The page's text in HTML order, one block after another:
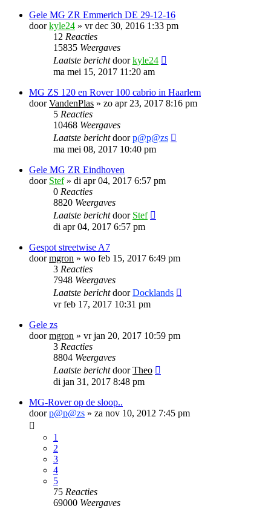
Gele MG ZR Emmerich DE 29-12-16
doorkyle24 » vr dec 30, 2016 1:33 pm
12 Reacties
15835 Weergaves
Laatste berichtdoorkyle24
ma mei 15, 2017 11:20 am
MG ZS 120 en Rover 100 cabrio in Haarlem
doorVandenPlas » zo apr 23, 2017 8:16 pm
5 Reacties
10468 Weergaves
Laatste berichtdoorp@p@zs
ma mei 08, 2017 10:40 pm
Gele MG ZR Eindhoven
door Stef» di apr 04, 2017 6:57 pm
0 Reacties
8820 Weergaves
Laatste berichtdoor Stef
di apr 04, 2017 6:57 pm
Gespot streetwise A7
doormgron » wo feb 15, 2017 6:49 pm
3 Reacties
7948 Weergaves
Laatste berichtdoorDocklands
vr feb 17, 2017 10:31 pm
Gele zs
doormgron » vr jan 20, 2017 10:59 pm
3 Reacties
8804 Weergaves
Laatste berichtdoorTheo
di jan 31, 2017 8:48 pm
MG-Rover op de sloop..
doorp@p@zs » za nov 10, 2012 7:45 pm
1
2
3
4
5
75 Reacties
69000 Weergaves